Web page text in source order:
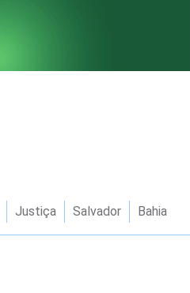
Justiça Salvador Bahia